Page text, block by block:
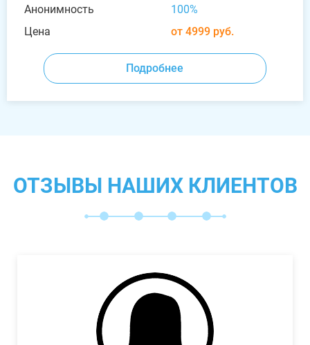
Анонимность
100%
Цена
от 4999 руб.
Подробнее
ОТЗЫВЫ НАШИХ КЛИЕНТОВ